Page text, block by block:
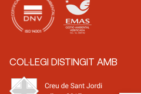
COL·LEGI DISTINGIT AMB